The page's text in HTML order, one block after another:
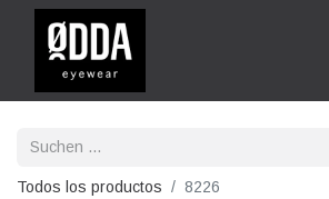
Todos los productos 8226